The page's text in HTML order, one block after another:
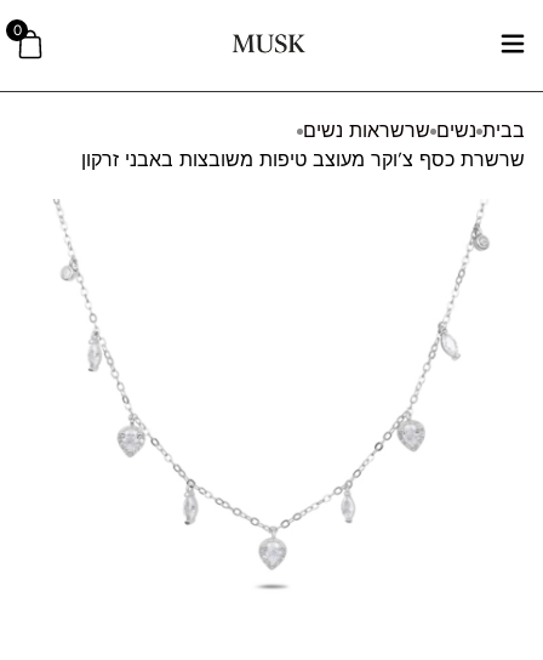
0
בבית נשים שרשראות נשים
שרשרת כסף צ’וקר מעוצב טיפות משובצות באבני זרקון